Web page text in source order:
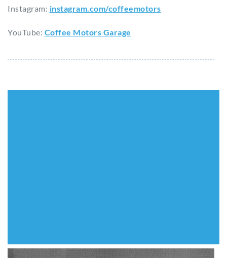
Instagram: instagram.com/coffeemotors​
YouTube: Coffee Motors Garage